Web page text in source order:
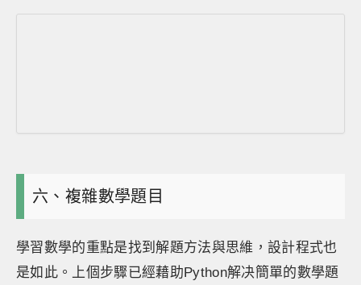
六、複雜數學題目
學習數學的重點是找到解題方法與思維，設計程式也
是如此。上個步驟已經藉助Python解决簡單的數學題